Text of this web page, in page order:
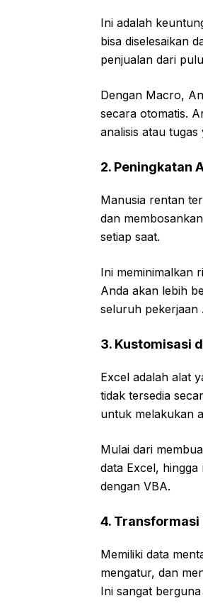
Ini adalah
bisa diselesaikan
penjualan dari
Dengan Macro,
secara otomatis.
analisis atau
2. Peningkatan
Manusia rentan
dan
setiap saat.
Ini meminimalkan
Anda akan lebih
seluruh pekerjaan
3. Kustomisasi
Excel adalah alat
tidak tersedia
untuk melakukan
Mulai dari
data Excel,
dengan VBA.
4. Transformasi
Memiliki data
mengatur, dan
Ini sangat